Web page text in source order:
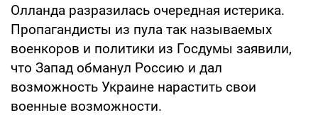
Олланда разразилась очередная истерика.
Пропагандисты из пула так называемых
военкоров и политики из Госдумы заявили,
что Запад обманул Россию и дал
возможность Украине нарастить свои
военные возможности.